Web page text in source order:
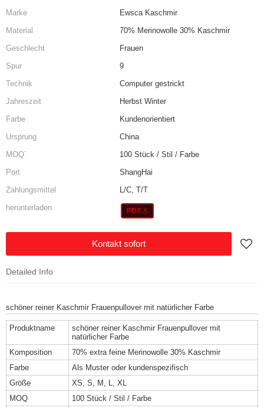
Marke
Ewsca Kaschmir
Material
70% Merinowolle 30% Kaschmir
Geschlecht
Frauen
Spur
9
Technik
Computer gestrickt
Jahreszeit
Herbst Winter
Farbe
Kundenorientiert
Ursprung
China
MOQ`
100 Stück / Stil / Farbe
Port
ShangHai
Zahlungsmittel
L/C, T/T
herunterladen
Kontakt sofort
Detailed Info
schöner reiner Kaschmir Frauenpullover mit natürlicher Farbe
Produktname
schöner reiner Kaschmir Frauenpullover mit
natürlicher Farbe
Komposition
70% extra feine Merinowolle 30% Kaschmir
Farbe
Als Muster oder kundenspezifisch
Größe
XS, S, M, L, XL
MOQ
100 Stück / Stil / Farbe